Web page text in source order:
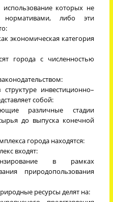
использование которых не
нормативами, либо эти
экономическая категория
города с численностью
инвестиционно–
собой:
различные стадии
до выпуска конечной
города находятся:
входят:
в рамках
природопользования
ресурсы делят на: